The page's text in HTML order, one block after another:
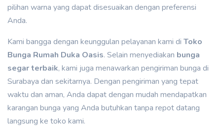
pilihan warna yang dapat disesuaikan dengan preferensi
Anda.
Kami bangga dengan keunggulan pelayanan kami di Toko
Bunga Rumah Duka Oasis. Selain menyediakan bunga
segar terbaik, kami juga menawarkan pengiriman bunga di
Surabaya dan sekitarnya. Dengan pengiriman yang tepat
waktu dan aman, Anda dapat dengan mudah mendapatkan
karangan bunga yang Anda butuhkan tanpa repot datang
langsung ke toko kami.